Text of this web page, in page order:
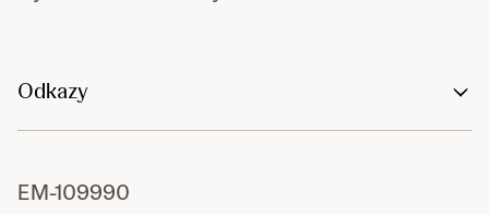
Odkazy
EM-109990